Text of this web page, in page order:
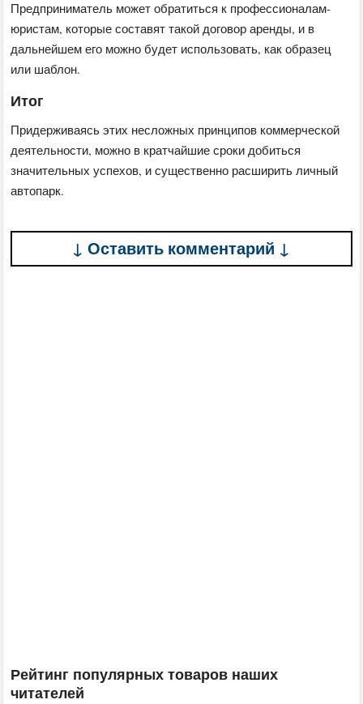
Предприниматель может обратиться к профессионалам-
юристам, которые составят такой договор аренды, и в
дальнейшем его можно будет использовать, как образец
или шаблон.
Итог
Придерживаясь этих несложных принципов коммерческой
деятельности, можно в кратчайшие сроки добиться
значительных успехов, и существенно расширить личный
автопарк.
↓ Оставить комментарий ↓
Рейтинг популярных товаров наших
читателей